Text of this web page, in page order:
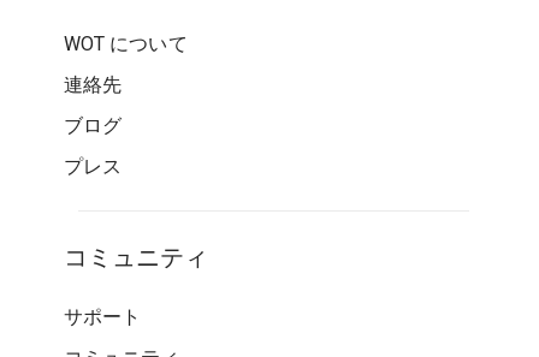
WOT について
連絡先
ブログ
プレス
コミュニティ
サポート